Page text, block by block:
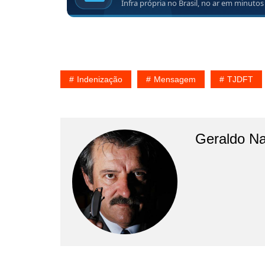
Indenização Mensagem TJDFT
Geraldo